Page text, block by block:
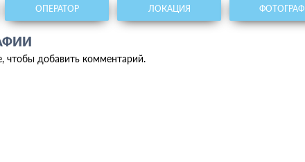
ОПЕРАТОР ЛОКАЦИЯ ФОТОГРАФ
чтобы добавить комментарий.